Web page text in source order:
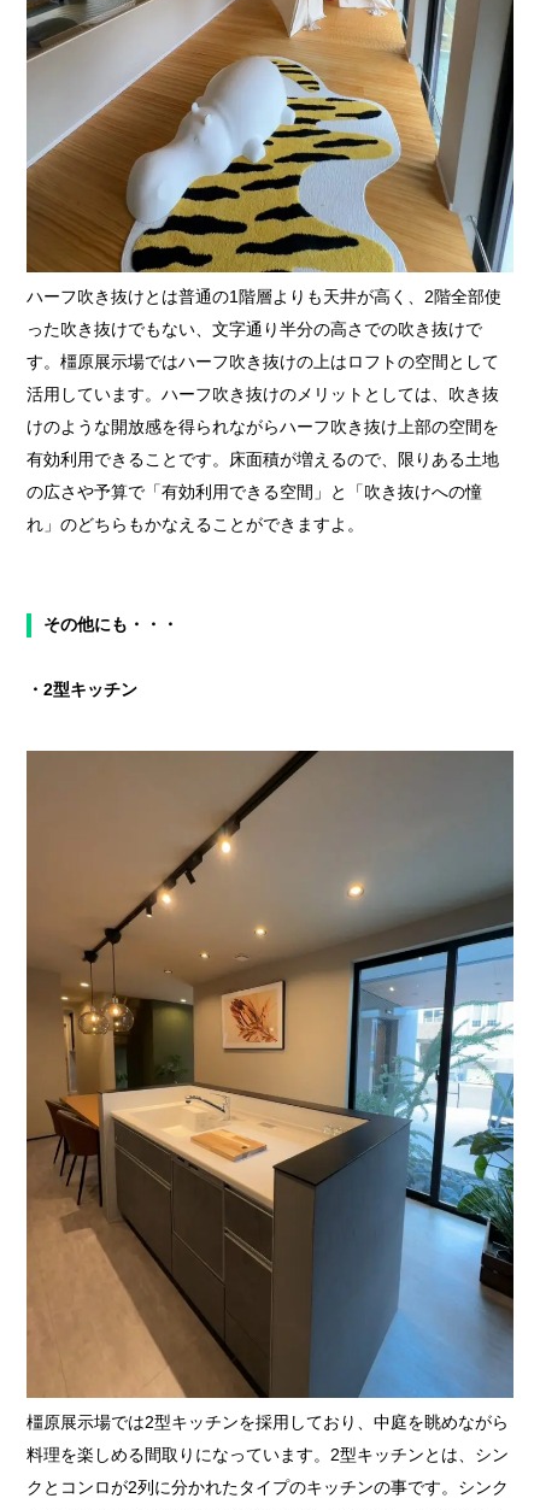
ハーフ吹き抜けとは普通の1階層よりも天井が高く、2階全部使
った吹き抜けでもない、文字通り半分の高さでの吹き抜けで
す。橿原展示場ではハーフ吹き抜けの上はロフトの空間として
活用しています。ハーフ吹き抜けのメリットとしては、吹き抜
けのような開放感を得られながらハーフ吹き抜け上部の空間を
有効利用できることです。床面積が増えるので、限りある土地
の広さや予算で「有効利用できる空間」と「吹き抜けへの憧
れ」のどちらもかなえることができますよ。
その他にも・・・
・2型キッチン
橿原展示場では2型キッチンを採用しており、中庭を眺めながら
料理を楽しめる間取りになっています。2型キッチンとは、シン
クとコンロが2列に分かれたタイプのキッチンの事です。シンク